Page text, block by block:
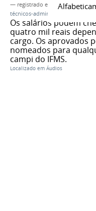
— registrado em:
áudio,
técnicos-administrativos
Os salários podem
quatro mil reais
cargo. Os aprovados
nomeados para
campi do IFMS.
Localizado em Áudios